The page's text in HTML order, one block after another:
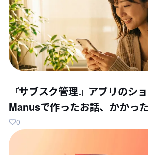
『サブスク管理』アプリのシ
Manusで作ったお話、かかっ
0